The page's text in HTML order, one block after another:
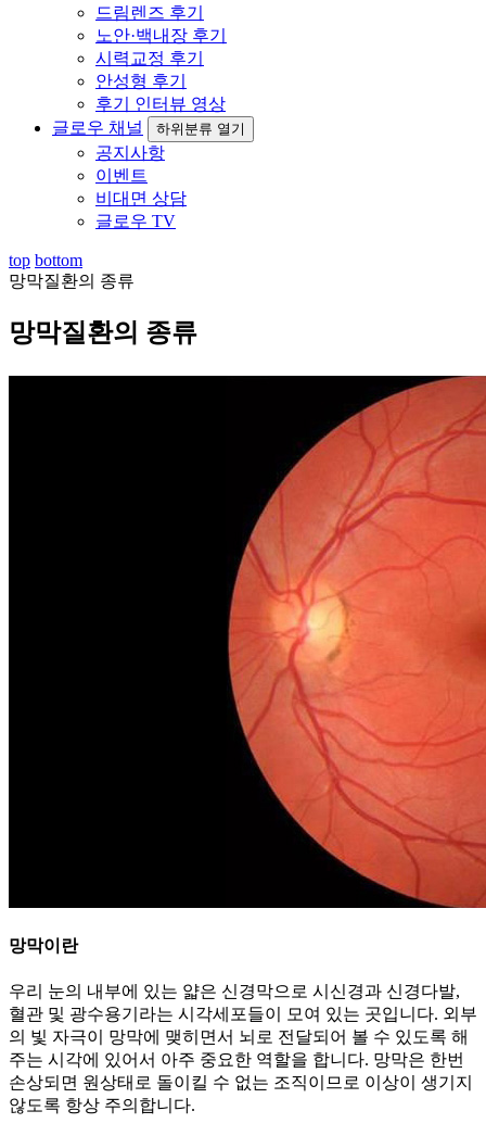
드림렌즈 후기
노안·백내장 후기
시력교정 후기
안성형 후기
후기 인터뷰 영상
글로우 채널
하위분류 열기
공지사항
이벤트
비대면 상담
글로우 TV
top bottom
망막질환의 종류
망막질환의 종류
망막이란
우리 눈의 내부에 있는 얇은 신경막으로 시신경과 신경다발,
혈관 및 광수용기라는 시각세포들이 모여 있는 곳입니다. 외부
의 빛 자극이 망막에 맺히면서 뇌로 전달되어 볼 수 있도록 해
주는 시각에 있어서 아주 중요한 역할을 합니다. 망막은 한번
손상되면 원상태로 돌이킬 수 없는 조직이므로 이상이 생기지
않도록 항상 주의합니다.